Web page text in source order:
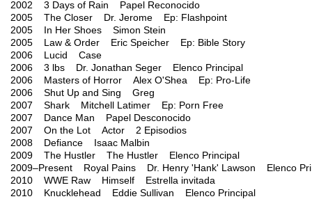
2002 3 Days of Rain Papel Reconocido
2005 The Closer Dr. Jerome Ep: Flashpoint
2005 In Her Shoes Simon Stein
2005 Law & Order Eric Speicher Ep: Bible Story
2006 Lucid Case
2006 3 lbs Dr. Jonathan Seger Elenco Principal
2006 Masters of Horror Alex O'Shea Ep: Pro-Life
2006 Shut Up and Sing Greg
2007 Shark Mitchell Latimer Ep: Porn Free
2007 Dance Man Papel Desconocido
2007 On the Lot Actor 2 Episodios
2008 Defiance Isaac Malbin
2009 The Hustler The Hustler Elenco Principal
2009–Present Royal Pains Dr. Henry 'Hank' Lawson Elenco
2010 WWE Raw Himself Estrella invitada
2010 Knucklehead Eddie Sullivan Elenco Principal